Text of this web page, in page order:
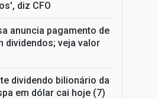
diz CFO
anuncia pagamento de
dividendos; veja valor
dividendo bilionário da
em dólar cai hoje (7)